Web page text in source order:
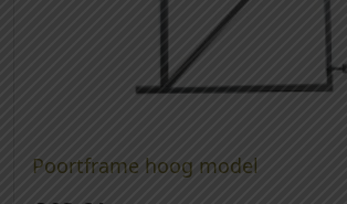
Poortframe hoog model